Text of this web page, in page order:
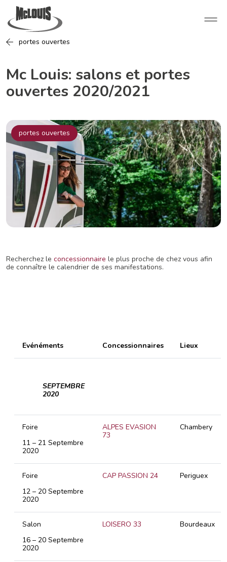
portes ouvertes
Mc Louis: salons et portes
ouvertes 2020/2021
portes ouvertes
Recherchez le concessionnaire le plus proche de chez vous afin
de connaître le calendrier de ses manifestations.
Evénéments Concessionnaires Lieux
SEPTEMBRE
2020
Foire
11 – 21 Septembre
2020
ALPES EVASION
73
Chambery
Foire
12 – 20 Septembre
2020
CAP PASSION 24 Periguex
Salon
16 – 20 Septembre
2020
LOISERO 33 Bourdeaux